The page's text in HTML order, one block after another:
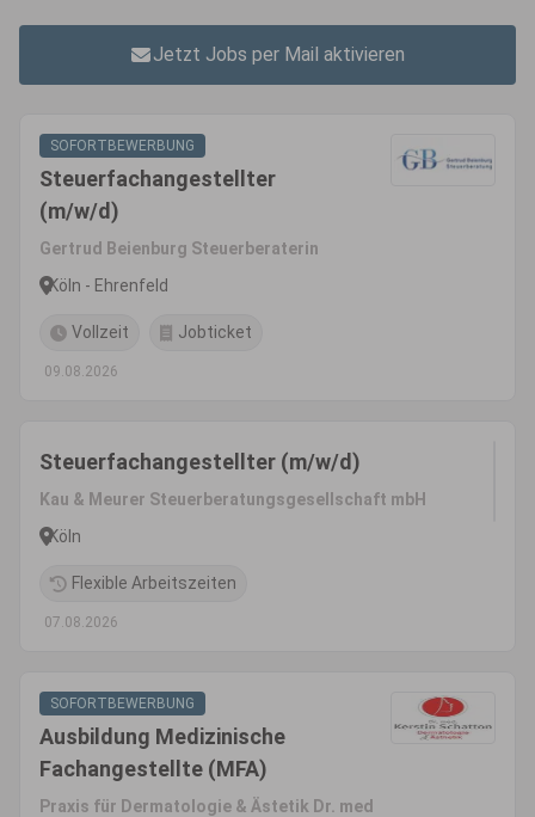
Jetzt Jobs per Mail aktivieren
SOFORTBEWERBUNG
Steuerfachangestellter
(m/w/d)
Gertrud Beienburg Steuerberaterin
Köln - Ehrenfeld
Vollzeit Jobticket
09.08.2026
Steuerfachangestellter (m/w/d)
Kau & Meurer Steuerberatungsgesellschaft mbH
Köln
Flexible Arbeitszeiten
07.08.2026
SOFORTBEWERBUNG
Ausbildung Medizinische
Fachangestellte (MFA)
Praxis für Dermatologie & Ästetik Dr. med